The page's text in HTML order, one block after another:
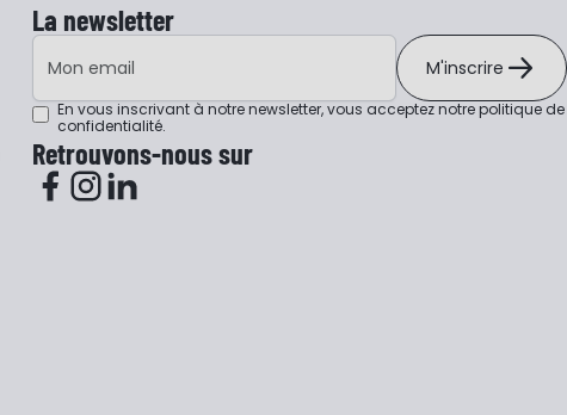
La newsletter
Adresse e-mail
M'inscrire
En vous inscrivant à notre newsletter, vous acceptez notrepolitique de
confidentialité.
Retrouvons-nous sur